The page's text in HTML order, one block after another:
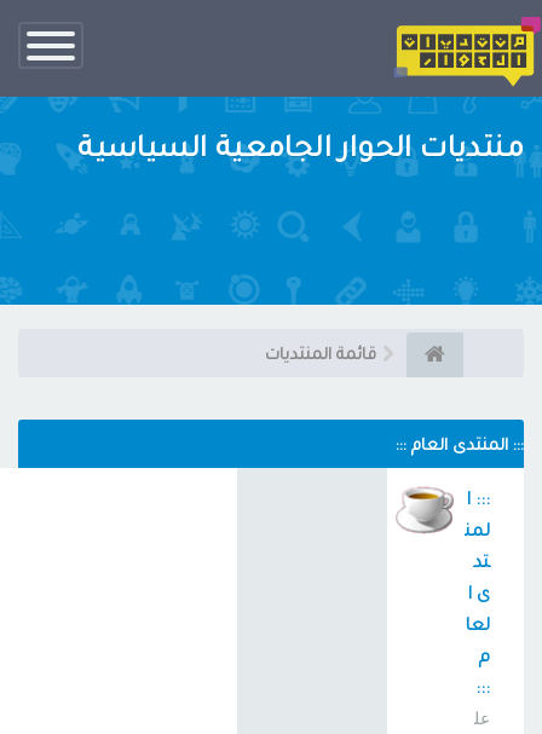
تبديل
الناف
منتديات الحوار الجامعية السياسية
قائمة المنتديات
::: المنتدى العام :::
::: ا
لمن
تد
ى ا
لعا
م
:::
عل